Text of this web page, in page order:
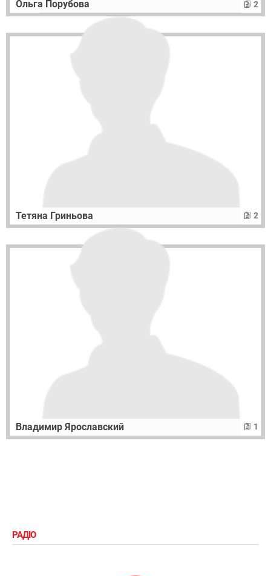
Ольга Порубова 2
Тетяна Гриньова 2
Владимир Ярославский 1
РАДІО